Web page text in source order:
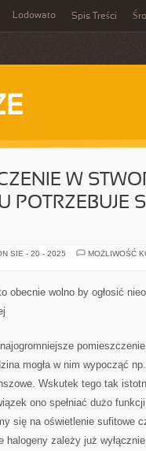
Lodowato Spis Treści
W
POTRZEBUJE
SIE - 20 - 2025
MOŻLIWOŚĆ
obecnie wolno by ogłosić
mogła w nim wypocząć
Wskutek tego tak
ono spełniać dużo
się na oświetlenie sufitowe
zależy już